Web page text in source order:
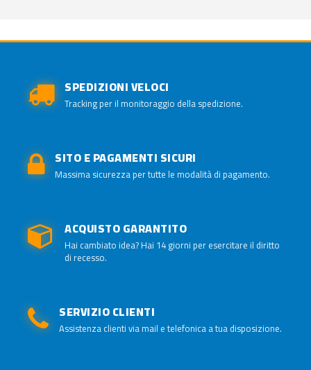
SPEDIZIONI VELOCI
Tracking per il monitoraggio della spedizione.
SITO E PAGAMENTI SICURI
Massima sicurezza per tutte le modalità di pagamento.
ACQUISTO GARANTITO
Hai cambiato idea? Hai 14 giorni per esercitare il diritto
di recesso.
SERVIZIO CLIENTI
Assistenza clienti via mail e telefonica a tua disposizione.